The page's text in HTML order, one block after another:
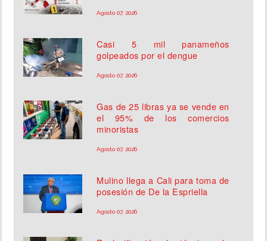
Agosto 07, 2026
Casi 5 mil panameños
golpeados por el dengue
Agosto 07, 2026
Gas de 25 libras ya se vende en
el 95% de los comercios
minoristas
Agosto 07, 2026
Mulino llega a Cali para toma de
posesión de De la Espriella
Agosto 07, 2026